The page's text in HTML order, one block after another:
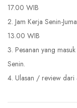
17.00 WIB
2. Jam Kerja Senin-
13.00 WIB
3. Pesanan yang
Senin.
4. Ulasan / review dari